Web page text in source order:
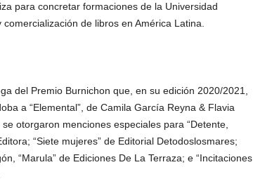
para concretar formaciones de la Universidad
de libros en América Latina.
del Premio Burnichon que, en su edición 2020/2021,
a “Elemental”, de Camila García Reyna & Flavia
otorgaron menciones especiales para “Detente,
“Siete mujeres” de Editorial Detodoslosmares;
“Marula” de Ediciones De La Terraza; e “Incitaciones